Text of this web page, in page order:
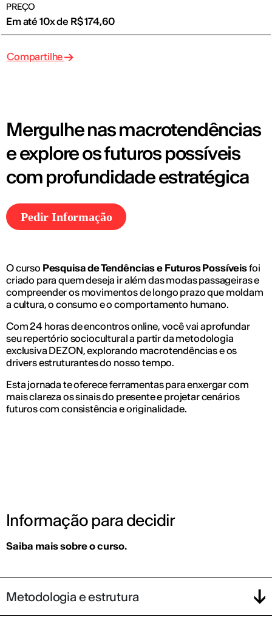
PREÇO
Em até 10x de R$ 174,60
Compartilhe
Mergulhe nas macrotendências
e explore os futuros possíveis
com profundidade estratégica
Pedir Informação
O curso Pesquisa de Tendências e Futuros Possíveisfoi
criado para quem deseja ir além das modas passageiras e
compreender os movimentos de longo prazo que moldam
a cultura, o consumo e o comportamento humano.
Com 24 horas de encontros online, você vai aprofundar
seu repertório sociocultural a partir da metodologia
exclusiva DEZON, explorando macrotendências e os
drivers estruturantes do nosso tempo.
Esta jornada te oferece ferramentas para enxergar com
mais clareza os sinais do presente e projetar cenários
futuros com consistência e originalidade.
Informação para decidir
Saiba mais sobre o curso.
Metodologia e estrutura